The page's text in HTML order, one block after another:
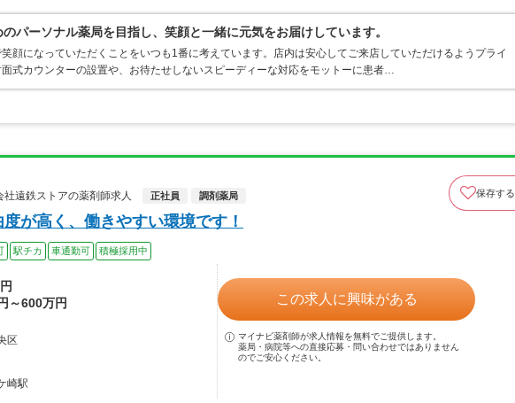
パーソナル薬局を目指し、笑顔と一緒に元気をお届けしています。
顔になっていただくことをいつも1番に考えています。店内は安心してご来店していただけるようプライ
式カウンターの設置や、お待たせしないスピーディーな対応をモットーに患者…
遠鉄ストアの薬剤師求人
正社員 調剤薬局 保存する
度が高く、働きやすい環境です！
駅チカ 車通勤可 積極採用中
～600万円
区
崎駅
この求人に興味がある
マイナビ薬剤師が求人情報を無料でご提供します。
薬局・病院等への直接応募・問い合わせではありません
のでご安心ください。